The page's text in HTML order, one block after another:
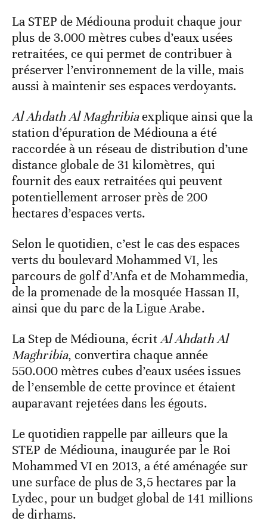
La STEP de Médiouna produit chaque jour
plus de 3.000 mètres cubes d’eaux usées
retraitées, ce qui permet de contribuer à
préserver l’environnement de la ville, mais
aussi à maintenir ses espaces verdoyants.
Al Ahdath Al Maghribiaexplique ainsi que la
station d’épuration de Médiouna a été
raccordée à un réseau de distribution d’une
distance globale de 31 kilomètres, qui
fournit des eaux retraitées qui peuvent
potentiellement arroser près de 200
hectares d’espaces verts.
Selon le quotidien, c’est le cas des espaces
verts du boulevard Mohammed VI, les
parcours de golf d’Anfa et de Mohammedia,
de la promenade de la mosquée Hassan II,
ainsi que du parc de la Ligue Arabe.
La Step de Médiouna, écritAl Ahdath Al
Maghribia, convertira chaque année
550.000 mètres cubes d’eaux usées issues
de l’ensemble de cette province et étaient
auparavant rejetées dans les égouts.
Le quotidien rappelle par ailleurs que la
STEP de Médiouna, inaugurée par le Roi
Mohammed VI en 2013, a été aménagée sur
une surface de plus de 3,5 hectares par la
Lydec, pour un budget global de 141 millions
de dirhams.